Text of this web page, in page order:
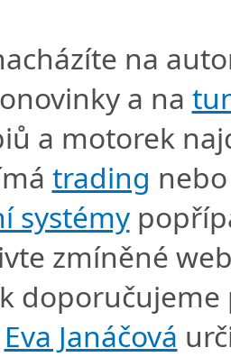
na
a na
a motorek
trading
systémy
zmíněné
doporučujeme
Eva Janáčová